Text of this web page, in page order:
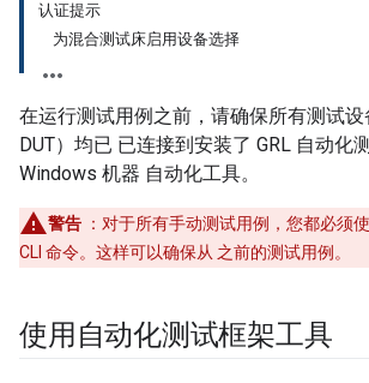
认证提示
为混合测试床启用设备选择
在运行测试用例之前，请确保所有测试设
DUT）均已 已连接到安装了 GRL 自动化
Windows 机器 自动化工具。
警告 ：对于所有手动测试用例，您都必须
CLI 命令。这样可以确保从 之前的测试用例。
使用自动化测试框架工具